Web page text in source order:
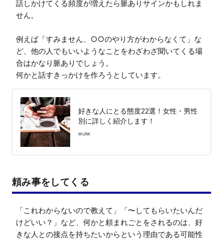
話しかけてくる頻度が増えたら脈ありサインかもしれま
せん。
例えば「すみません、○○のやり方がわからなくて」な
ど、他の人でもいいようなことをわざわざ聞いてくる場
合はかなり脈ありでしょう。
何かと話すきっかけを作ろうとしています。
好きな人にとる態度22選！女性・男性
別に詳しく紹介します！
WURK
頼み事をしてくる
「これわからないので教えて」「〜してもらいたいんだ
けどいい？」など、何かと頼まれごとをされるのは、好
きな人との接点を持ちたいからという理由である可能性